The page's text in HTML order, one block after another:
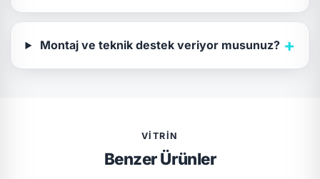
Montaj ve teknik destek veriyor musunuz? +
VITRIN
Benzer Ürünler